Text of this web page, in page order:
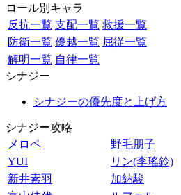
ロール別キャラ
反抗一覧 支配一覧 救援一覧
防衛一覧 優越一覧 屈従一覧
解明一覧 自律一覧
シナジー
シナジーの優先度と上げ方
シナジー攻略
メロペ
野毛朋子
YUI
リン(李瑤鈴)
新井素羽
加納駿